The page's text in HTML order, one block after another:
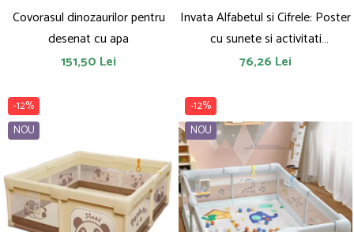
Covorasul dinozaurilor pentru
desenat cu apa
151,50 Lei
Invata Alfabetul si Cifrele: Poster
cu sunete si activitati
educationale
76,26 Lei
-12%
NOU
-12%
NOU